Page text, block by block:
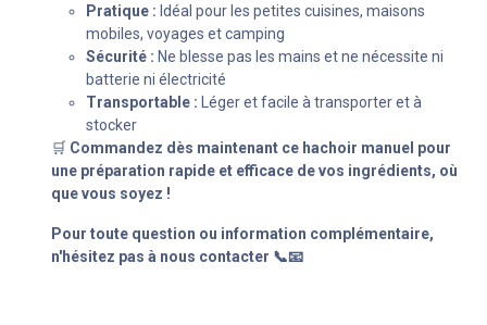
Pratique : Idéal pour les petites cuisines, maisons
mobiles, voyages et camping
Sécurité : Ne blesse pas les mains et ne nécessite ni
batterie ni électricité
Transportable : Léger et facile à transporter et à
stocker
🛒 Commandez dès maintenant ce hachoir manuel pour
une préparation rapide et efficace de vos ingrédients, où
que vous soyez !
Pour toute question ou information complémentaire,
n'hésitez pas à nous contacter 📞📧